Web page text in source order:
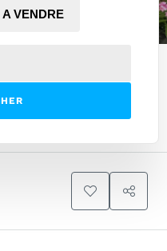
A VENDRE